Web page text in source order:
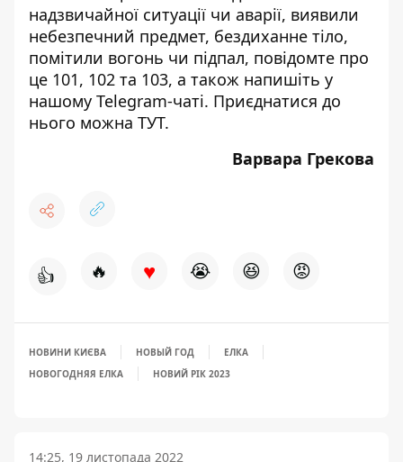
надзвичайної ситуації чи аварії, виявили
небезпечний предмет, бездиханне тіло,
помітили вогонь чи підпал, повідомте про
це 101, 102 та 103, а також напишіть у
нашому Telegram-чаті. Приєднатися до
нього можна ТУТ.
Варвара Грекова
👍 🔥 ♥ 😭 😆 😡
НОВИНИ КИЄВА НОВЫЙ ГОД
ЕЛКА
НОВОГОДНЯЯ ЕЛКА
НОВИЙ РІК 2023
14:25, 19 листопада 2022